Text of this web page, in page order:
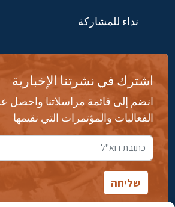
نداء للمشاركة
اشترك في نشرتنا الإخبارية
انضم إلى قائمة مراسلاتنا واحصل
الفعاليات والمؤتمرات التي نقيمها